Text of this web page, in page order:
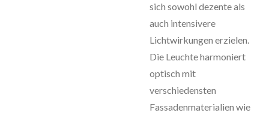
sich sowohl dezente als
auch intensivere
Lichtwirkungen erzielen.
Die Leuchte harmoniert
optisch mit
verschiedensten
Fassadenmaterialien wie